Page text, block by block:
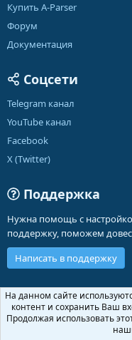
Купить A-Parser
Форум
Документация
Соцсети
Telegram канал
YouTube канал
Facebook
X (Twitter)
Поддержка
Нужна помощь с
поддержку, поможем
Написать в поддержку
Russian (RU)
Обратная связь
Условия
Политика
На данном сайте
контент и сохранить Ваш
Продолжая использовать